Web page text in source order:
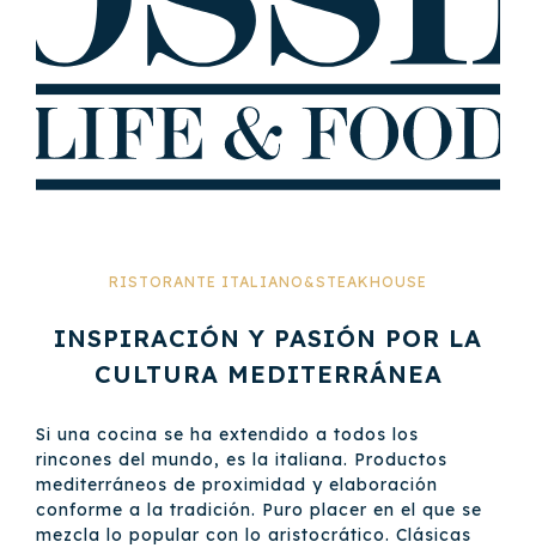
RISTORANTE ITALIANO&STEAKHOUSE
INSPIRACIÓN Y PASIÓN POR LA
CULTURA MEDITERRÁNEA
Si una cocina se ha extendido a todos los
rincones del mundo, es la italiana. Productos
mediterráneos de proximidad y elaboración
conforme a la tradición. Puro placer en el que se
mezcla lo popular con lo aristocrático. Clásicas